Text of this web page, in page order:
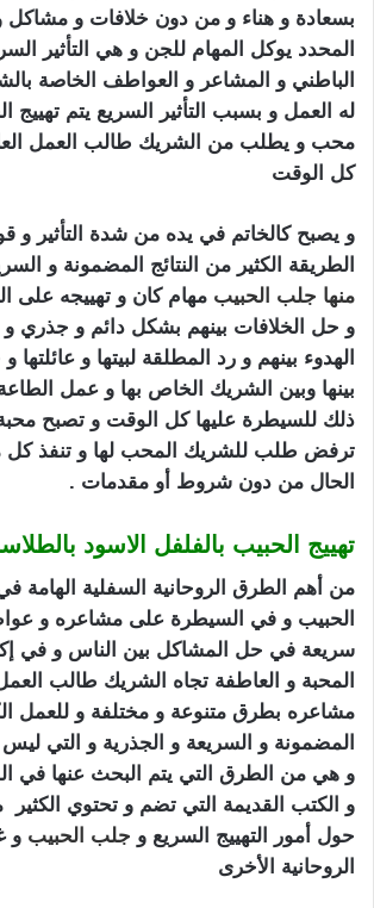
بسعادة و هناء و من دون خلافات و
المحدد يوكل المهام للجن و هي التأثير
الباطني و المشاعر و العواطف الخاصة
له العمل و بسبب التأثير السريع يتم تهييج
محب و يطلب من الشريك طالب العمل
كل الوقت
و يصبح كالخاتم في يده من شدة التأثير و
الطريقة الكثير من النتائج المضمونة و
منها جلب الحبيب مهام كان و تهييجه على
و حل الخلافات بينهم بشكل دائم و جذري و
الهدوء بينهم و رد المطلقة لبيتها و عائلتها
بينها وبين الشريك الخاص بها و عمل الطاعة
ذلك للسيطرة عليها كل الوقت و تصبح
ترفض طلب للشريك المحب لها و تنفذ كل
الحال من دون شروط أو مقدمات .
تهييج الحبيب بالفلفل الاسود
من أهم الطرق الروحانية السفلية الهامة
الحبيب و في السيطرة على مشاعره و
سريعة في حل المشاكل بين الناس و في
المحبة و العاطفة تجاه الشريك طالب
مشاعره بطرق متنوعة و مختلفة و للعمل
المضمونة و السريعة و الجذرية و التي ليس
و هي من الطرق التي يتم البحث عنها في
و الكتب القديمة التي تضم و تحتوي
حول أمور التهييج السريع و جلب الحبيب و
الروحانية الأخرى